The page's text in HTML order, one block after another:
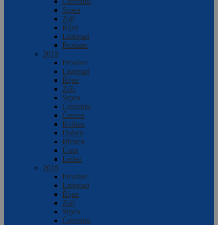
Srpen
Září
Říjen
Listopad
Prosinec
2019
Prosinec
Listopad
Říjen
Září
Srpen
Červenec
Červen
Květen
Duben
Březen
Únor
Leden
2018
Prosinec
Listopad
Říjen
Září
Srpen
Červenec